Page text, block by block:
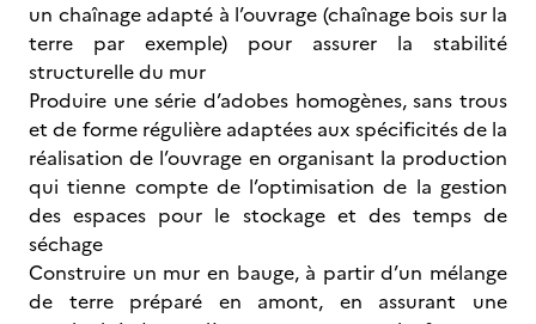
un chaînage adapté à l’ouvrage (chaînage bois sur la
terre par exemple) pour assurer la stabilité
structurelle du mur
Produire une série d’adobes homogènes, sans trous
et de forme régulière adaptées aux spécificités de la
réalisation de l’ouvrage en organisant la production
qui tienne compte de l’optimisation de la gestion
des espaces pour le stockage et des temps de
séchage
Construire un mur en bauge, à partir d’un mélange
de terre préparé en amont, en assurant une